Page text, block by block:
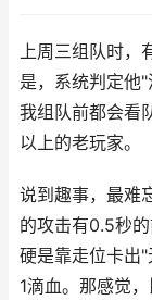
上周三组队时，
是，系统判定他
我组队前都会看
以上的老玩家。
说到趣事，最难
的攻击有0.5秒
硬是靠走位卡出"
1滴血。那感觉